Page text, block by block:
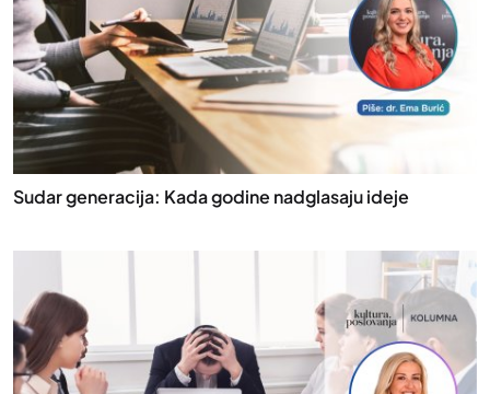
Sudar generacija: Kada godine nadglasaju ideje